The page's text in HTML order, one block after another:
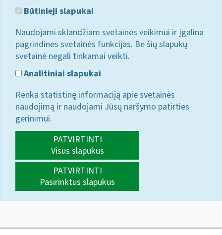
Būtinieji slapukai
Naudojami sklandžiam svetainės veikimui ir įgalina
pagrindines svetainės funkcijas. Be šių slapukų
svetainė negali tinkamai veikti.
Analitiniai slapukai
Renka statistinę informaciją apie svetainės
naudojimą ir naudojami Jūsų naršymo patirties
gerinimui.
PATVIRTINTI
Visus slapukus
PATVIRTINTI
Pasirinktus slapukus